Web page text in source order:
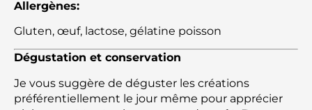
Allergènes:
Gluten, œuf, lactose, gélatine poisson
Dégustation et conservation
Je vous suggère de déguster les créations
préférentiellement le jour même pour apprécier